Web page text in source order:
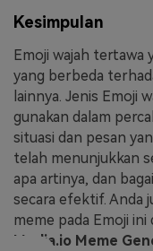
Kesimpulan
Emoji wajah tertawa
yang berbeda
lainnya. Jenis Emoji
gunakan dalam
situasi dan pesan
telah menunjukkan
apa artinya, dan
secara efektif. Anda
meme pada Emoji
Media.io Meme